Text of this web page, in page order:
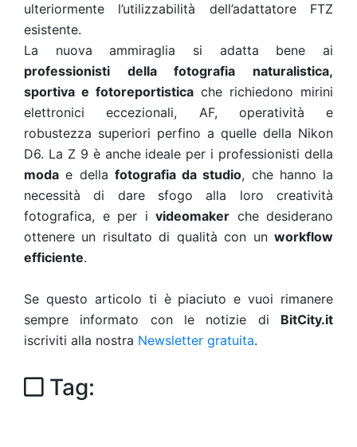
ulteriormente l’utilizzabilità dell’adattatore FTZ
esistente.
La nuova ammiraglia si adatta bene ai
professionisti della fotografia naturalistica,
sportiva e fotoreportistica che richiedono mirini
elettronici eccezionali, AF, operatività e
robustezza superiori perfino a quelle della Nikon
D6. La Z 9 è anche ideale per i professionisti della
moda e della fotografia da studio, che hanno la
necessità di dare sfogo alla loro creatività
fotografica, e per i videomaker che desiderano
ottenere un risultato di qualità con un workflow
efficiente.
Se questo articolo ti è piaciuto e vuoi rimanere
sempre informato con le notizie di BitCity.it
iscriviti alla nostra Newsletter gratuita.
Tag: